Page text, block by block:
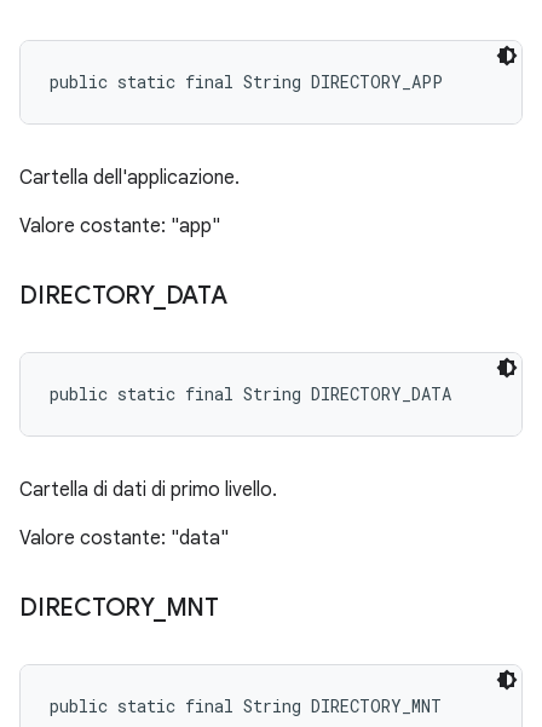
public static final String DIRECTORY_APP
Cartella dell'applicazione.
Valore costante: "app"
DIRECTORY_ DATA
public static final String DIRECTORY_DATA
Cartella di dati di primo livello.
Valore costante: "data"
DIRECTORY_ MNT
public static final String DIRECTORY_MNT